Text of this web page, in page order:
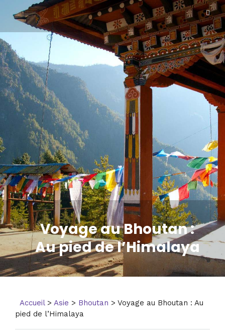
Voyage au Bhoutan :
Au pied de l’Himalaya
Accueil > Asie > Bhoutan > Voyage au Bhoutan : Au
pied de l’Himalaya